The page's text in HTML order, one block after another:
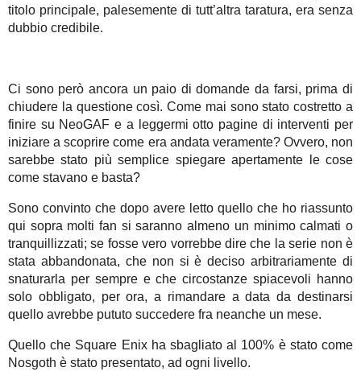
titolo principale, palesemente di tutt’altra taratura, era senza
dubbio credibile.
Ci sono però ancora un paio di domande da farsi, prima di
chiudere la questione così. Come mai sono stato costretto a
finire su NeoGAF e a leggermi otto pagine di interventi per
iniziare a scoprire come era andata veramente? Ovvero, non
sarebbe stato più semplice spiegare apertamente le cose
come stavano e basta?
Sono convinto che dopo avere letto quello che ho riassunto
qui sopra molti fan si saranno almeno un minimo calmati o
tranquillizzati; se fosse vero vorrebbe dire che la serie non è
stata abbandonata, che non si è deciso arbitrariamente di
snaturarla per sempre e che circostanze spiacevoli hanno
solo obbligato, per ora, a rimandare a data da destinarsi
quello avrebbe pututo succedere fra neanche un mese.
Quello che Square Enix ha sbagliato al 100% è stato come
Nosgoth è stato presentato, ad ogni livello.